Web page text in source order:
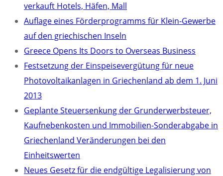
verkauft Hotels, Häfen, Mall
Auflage eines Förderprogramms für Klein-Gewerbe
auf den griechischen Inseln
Greece Opens Its Doors to Overseas Business
Festsetzung der Einspeisevergütung für neue
Photovoltaikanlagen in Griechenland ab dem 1. Juni
2013
Geplante Steuersenkung der Grunderwerbsteuer,
Kaufnebenkosten und Immobilien-Sonderabgabe in
Griechenland Veränderungen bei den
Einheitswerten
Neues Gesetz für die endgültige Legalisierung von